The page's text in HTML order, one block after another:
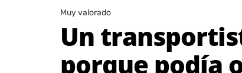
Muy valorado
Un
porque podía